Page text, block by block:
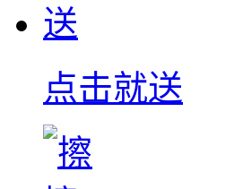
点击就送